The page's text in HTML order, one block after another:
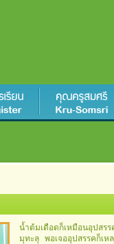
น้ำต้มเดือดก็เหมือนอุปส
มุทะลุ พอเจออุปสรรคก็เ